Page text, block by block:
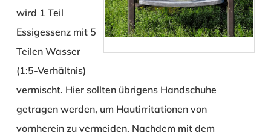
wird 1 Teil
Essigessenz mit 5
Teilen Wasser
(1:5-Verhältnis)
vermischt. Hier sollten übrigens Handschuhe
getragen werden, um Hautirritationen von
vornherein zu vermeiden. Nachdem mit dem